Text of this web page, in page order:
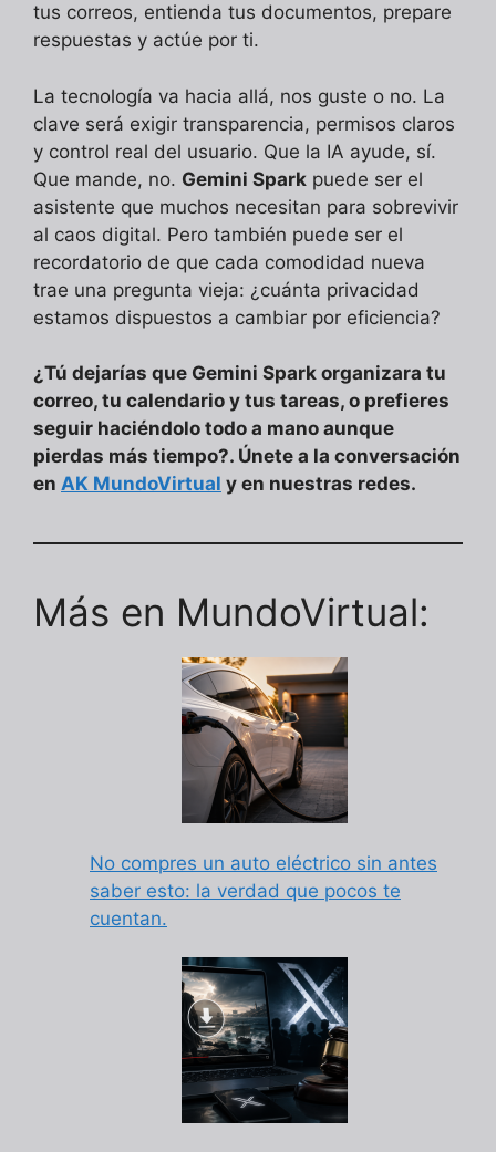
tus correos, entienda tus documentos, prepare
respuestas y actúe por ti.
La tecnología va hacia allá, nos guste o no. La
clave será exigir transparencia, permisos claros
y control real del usuario. Que la IA ayude, sí.
Que mande, no. Gemini Spark puede ser el
asistente que muchos necesitan para sobrevivir
al caos digital. Pero también puede ser el
recordatorio de que cada comodidad nueva
trae una pregunta vieja: ¿cuánta privacidad
estamos dispuestos a cambiar por eficiencia?
¿Tú dejarías que Gemini Spark organizara tu
correo, tu calendario y tus tareas, o prefieres
seguir haciéndolo todo a mano aunque
pierdas más tiempo?. Únete a la conversación
en AK MundoVirtual y en nuestras redes.
Más en MundoVirtual:
No compres un auto eléctrico sin antes
saber esto: la verdad que pocos te
cuentan.